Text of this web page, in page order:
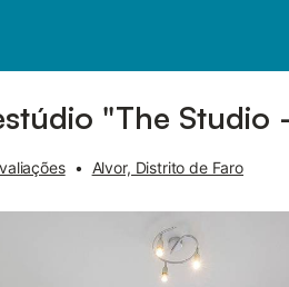
"The Studio
• Alvor, Distrito de Faro